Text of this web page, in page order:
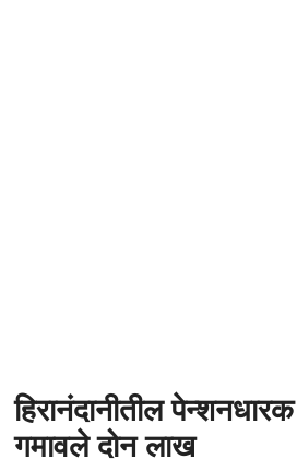
हिरानंदानीतील
गमावले दोन लाख